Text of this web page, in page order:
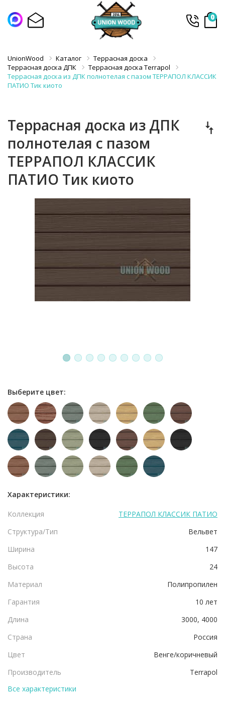
0
UnionWood Каталог
Террасная доска
Террасная доска ДПК
Террасная доска Terrapol
Террасная доска из ДПК полнотелая с пазом ТЕРРАПОЛ КЛАССИК
ПАТИО Тик киото
Террасная доска из ДПК
полнотелая с пазом
ТЕРРАПОЛ КЛАССИК
ПАТИО Тик киото
1 2 3 4 5 6 7 8 9
Выберите цвет:
Характеристики:
Коллекция
ТЕРРАПОЛ КЛАССИК ПАТИО
Структура/Тип
Вельвет
Ширина
147
Высота
24
Материал
Полипропилен
Гарантия
10 лет
Длина
3000, 4000
Страна
Россия
Цвет
Венге/коричневый
Производитель
Terrapol
Все характеристики